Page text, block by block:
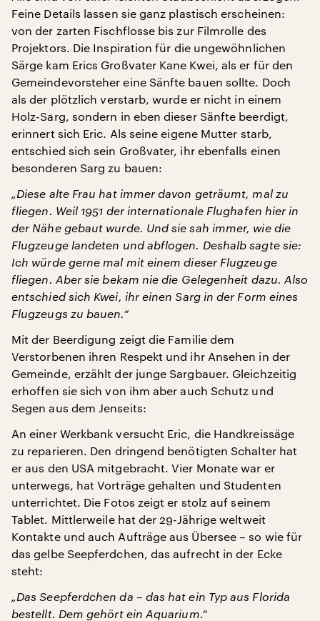
Feine Details lassen sie ganz plastisch erscheinen:
von der zarten Fischflosse bis zur Filmrolle des
Projektors. Die Inspiration für die ungewöhnlichen
Särge kam Erics Großvater Kane Kwei, als er für den
Gemeindevorsteher eine Sänfte bauen sollte. Doch
als der plötzlich verstarb, wurde er nicht in einem
Holz-Sarg, sondern in eben dieser Sänfte beerdigt,
erinnert sich Eric. Als seine eigene Mutter starb,
entschied sich sein Großvater, ihr ebenfalls einen
besonderen Sarg zu bauen:
„Diese alte Frau hat immer davon geträumt, mal zu
fliegen. Weil 1951 der internationale Flughafen hier in
der Nähe gebaut wurde. Und sie sah immer, wie die
Flugzeuge landeten und abflogen. Deshalb sagte sie:
Ich würde gerne mal mit einem dieser Flugzeuge
fliegen. Aber sie bekam nie die Gelegenheit dazu. Also
entschied sich Kwei, ihr einen Sarg in der Form eines
Flugzeugs zu bauen.“
Mit der Beerdigung zeigt die Familie dem
Verstorbenen ihren Respekt und ihr Ansehen in der
Gemeinde, erzählt der junge Sargbauer. Gleichzeitig
erhoffen sie sich von ihm aber auch Schutz und
Segen aus dem Jenseits:
An einer Werkbank versucht Eric, die Handkreissäge
zu reparieren. Den dringend benötigten Schalter hat
er aus den USA mitgebracht. Vier Monate war er
unterwegs, hat Vorträge gehalten und Studenten
unterrichtet. Die Fotos zeigt er stolz auf seinem
Tablet. Mittlerweile hat der 29-Jährige weltweit
Kontakte und auch Aufträge aus Übersee – so wie für
das gelbe Seepferdchen, das aufrecht in der Ecke
steht:
„Das Seepferdchen da – das hat ein Typ aus Florida
bestellt. Dem gehört ein Aquarium.“